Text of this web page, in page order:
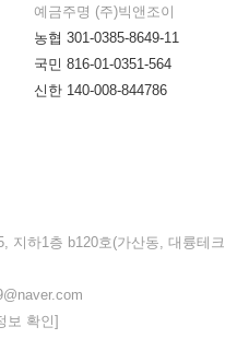
예금주명 (주)빅앤조이
농협 301-0385-8649-11
국민 816-01-0351-564
신한 140-008-844786
지하1층 b120호(가산동, 대륭테크
보 확인]